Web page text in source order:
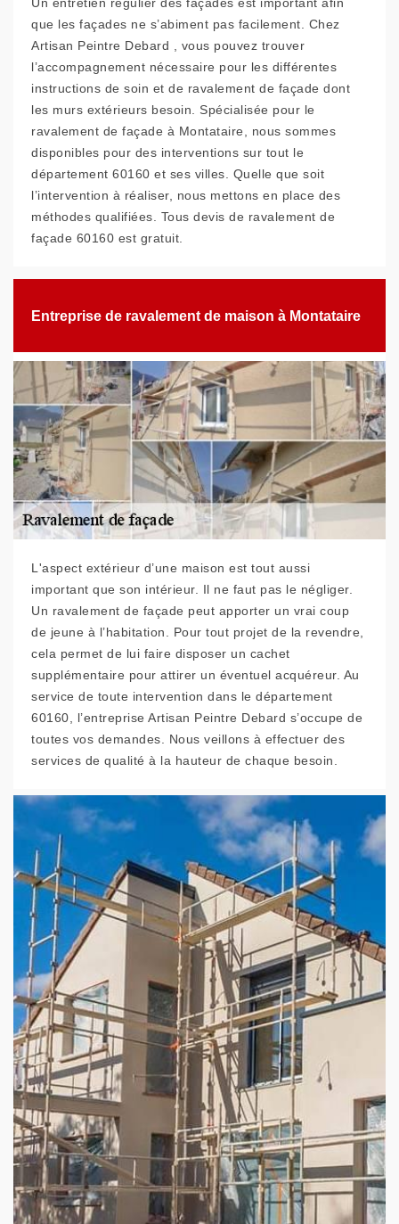
que les façades ne s’abiment pas facilement. Chez
Artisan Peintre Debard , vous pouvez trouver
l’accompagnement nécessaire pour les différentes
instructions de soin et de ravalement de façade dont
les murs extérieurs besoin. Spécialisée pour le
ravalement de façade à Montataire, nous sommes
disponibles pour des interventions sur tout le
département 60160 et ses villes. Quelle que soit
l’intervention à réaliser, nous mettons en place des
méthodes qualifiées. Tous devis de ravalement de
façade 60160 est gratuit.
Entreprise de ravalement de maison à Montataire
L'aspect extérieur d’une maison est tout aussi
important que son intérieur. Il ne faut pas le négliger.
Un ravalement de façade peut apporter un vrai coup
de jeune à l’habitation. Pour tout projet de la revendre,
cela permet de lui faire disposer un cachet
supplémentaire pour attirer un éventuel acquéreur. Au
service de toute intervention dans le département
60160, l’entreprise Artisan Peintre Debard s’occupe de
toutes vos demandes. Nous veillons à effectuer des
services de qualité à la hauteur de chaque besoin.